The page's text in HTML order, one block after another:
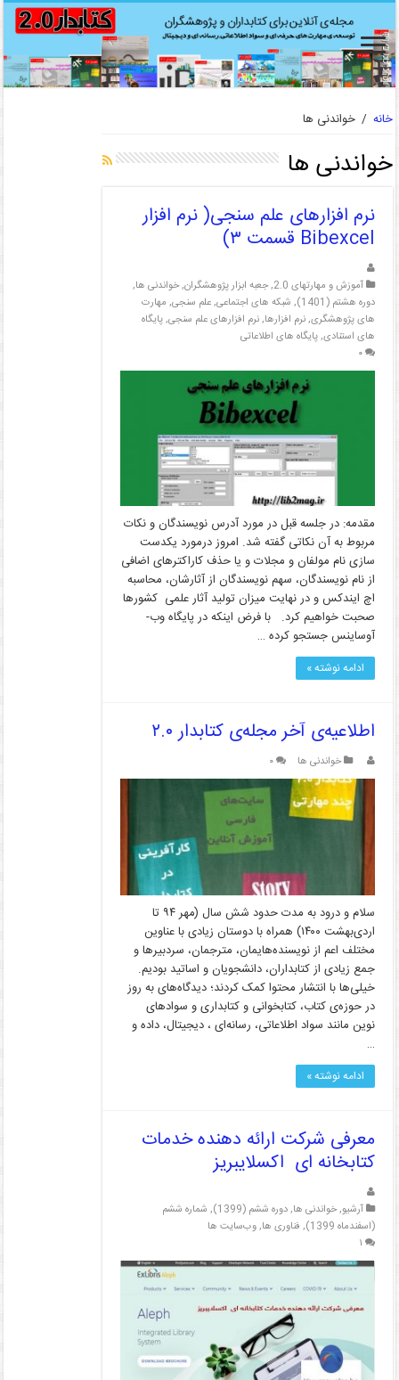
خانه / خواندنی ها
خواندنی ها
نرم افزارهای علم سنجی( نرم افزار
Bibexcel قسمت ۳)
آموزش و مهارتهای 2.0 ,جعبه ابزار پژوهشگران,خواندنی ها,
دوره هشتم (1401)
, شبکه های اجتماعی,علم سنجی, مهارت
های پژوهشگری,نرم افزارها,نرم افزارهای علم سنجی,پایگاه
های استنادی,پایگاه های اطلاعاتی
۰
مقدمه: در جلسه قبل در مورد آدرس نویسندگان و نکات
مربوط به آن نکاتی گفته شد. امروز درمورد یکدست
سازی نام مولفان و مجلات و یا حذف کاراکترهای اضافی
از نام نویسندگان، سهم نویسندگان از آثارشان، محاسبه
اچ ایندکس و در نهایت میزان تولید آثار علمی کشورها
صحبت خواهیم کرد. با فرض اینکه در پایگاه وب­
آوساینس جستجو کرده …
ادامه نوشته »
اطلاعیه‌ی آخر مجله‌ی کتابدار ۲.۰
خواندنی ها ۰
سلام و درود به مدت حدود شش سال (مهر ۹۴ تا
اردی‌بهشت ۱۴۰۰) همراه با دوستان زیادی با عناوین
مختلف اعم از نویسنده‌هایمان، مترجمان، سردبیرها و
جمع زیادی از کتابداران، دانشجویان و اساتید بودیم.
خیلی‌ها با انتشار محتوا کمک کردند؛ دیدگاه‌های به روز
در حوزه‌ی کتاب، کتابخوانی و کتابداری و سوادهای
نوین مانند سواد اطلاعاتی، رسانه‌ای ، دیجیتال، داده و
…
ادامه نوشته »
معرفی شرکت ارائه دهنده خدمات
کتابخانه ­ای اکسلایبریز
آرشیو,خواندنی ها,دوره ششم (1399) , شماره ششم
(اسفندماه 1399)
, فناوری ها,وب‌سایت ها
۱